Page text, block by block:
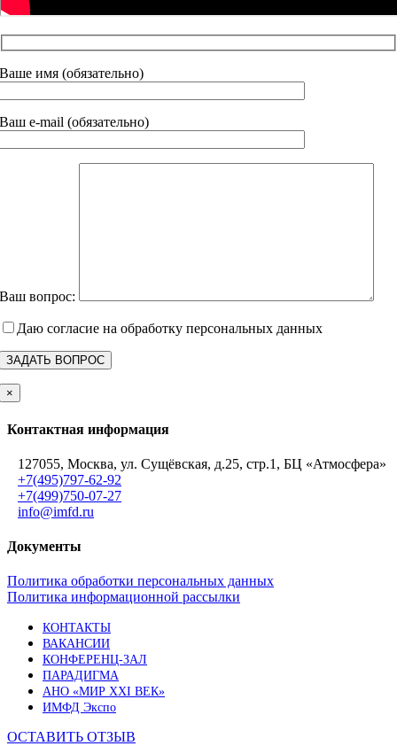
Ваше имя (обязательно)
Ваш e-mail (обязательно)
Ваш вопрос:
Даю согласие на обработку персональных данных
×
Контактная информация
127055, Москва, ул. Сущёвская, д.25, стр.1, БЦ «Атмосфера»
+7(495)797-62-92
+7(499)750-07-27
info@imfd.ru
Документы
Политика обработки персональных данных
Политика информационной рассылки
КОНТАКТЫ
ВАКАНСИИ
КОНФЕРЕНЦ-ЗАЛ
ПАРАДИГМА
АНО «МИР XXI ВЕК»
ИМФД Экспо
ОСТАВИТЬ ОТЗЫВ